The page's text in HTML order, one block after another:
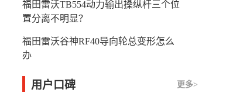
福田雷沃TB554动力输出操纵杆三个位
置分离不明显？
福田雷沃谷神RF40导向轮总变形怎么
办
用户口碑 更多>